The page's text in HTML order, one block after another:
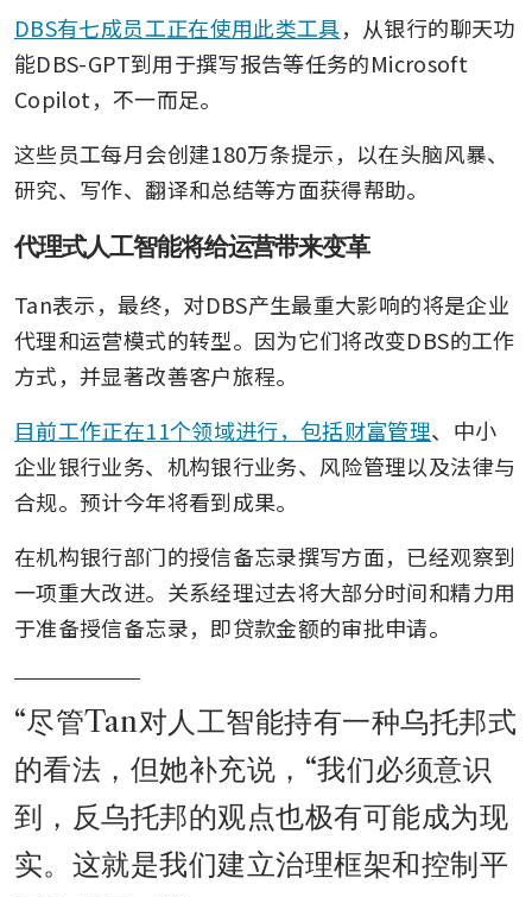
DBS有七成员工正在使用此类工具，从银行的聊天功
能DBS-GPT到用于撰写报告等任务的Microsoft
Copilot，不一而足。
这些员工每月会创建180万条提示，以在头脑风暴、
研究、写作、翻译和总结等方面获得帮助。
代理式人工智能将给运营带来变革
Tan表示，最终，对DBS产生最重大影响的将是企业
代理和运营模式的转型。因为它们将改变DBS的工作
方式，并显著改善客户旅程。
目前工作正在11个领域进行，包括财富管理、中小
企业银行业务、机构银行业务、风险管理以及法律与
合规。预计今年将看到成果。
在机构银行部门的授信备忘录撰写方面，已经观察到
一项重大改进。关系经理过去将大部分时间和精力用
于准备授信备忘录，即贷款金额的审批申请。
“尽管Tan对人工智能持有一种乌托邦式
的看法，但她补充说，“我们必须意识
到，反乌托邦的观点也极有可能成为现
实。这就是我们建立治理框架和控制平